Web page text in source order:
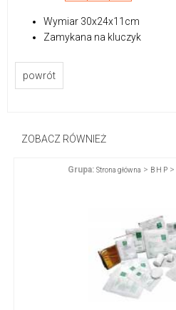
Wymiar 30x24x11cm
Zamykana na kluczyk
powrót
ZOBACZ RÓWNIEŻ
Grupa: Strona główna > B H P >